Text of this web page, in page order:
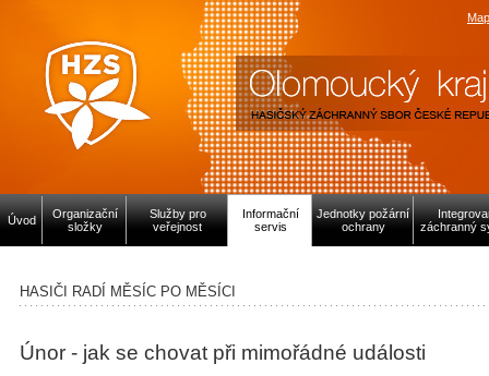
Úvod
Organizační
složky
Služby pro
veřejnost
Informační
servis
Jednotky požární
ochrany
záchranný
HASIČI RADÍ MĚSÍC PO MĚSÍCI
Únor - jak se chovat při mimořádné události